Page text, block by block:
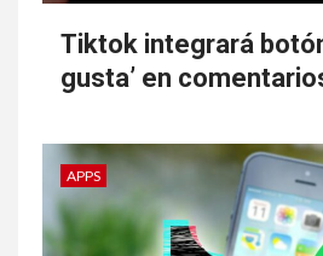
Tiktok integrará
gusta’ en
APPS